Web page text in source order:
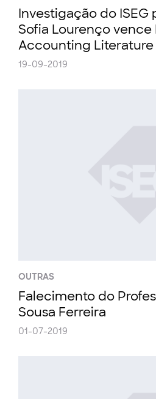
Investigação do ISEG
Sofia Lourenço
Accounting Literature
19-09-2019
OUTRAS
Falecimento do
Sousa Ferreira
01-07-2019